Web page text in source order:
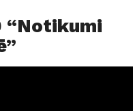
“Notikumi